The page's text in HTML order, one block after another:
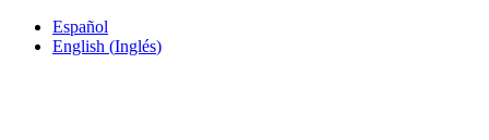
Español
English (Inglés)